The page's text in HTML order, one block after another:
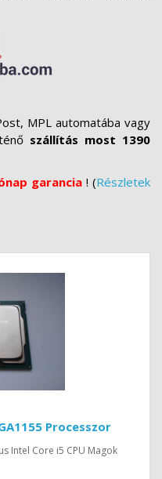
MPL automatába vagy
szállítás most 1390
garancia ! (Részletek
Processzor
Intel Core i5 CPU Magok